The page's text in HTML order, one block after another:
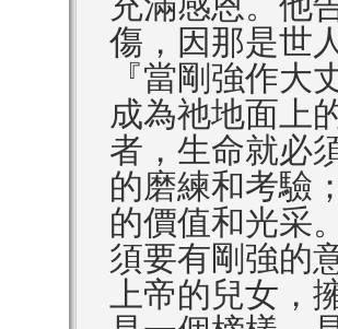
傷，因那是世
『當剛強作大
成為祂地面上
者，生命就必
的磨練和考驗
的價值和光采
須要有剛強的
上帝的兒女，